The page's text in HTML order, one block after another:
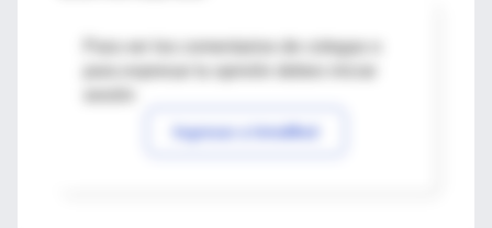
Para ver los comentarios de colegas o
Ingresar a IntraMed